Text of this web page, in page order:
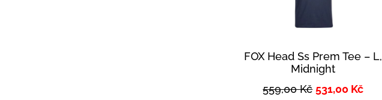
FOX Head Ss Prem Tee – L,
Midnight
559,00Kč 531,00 Kč